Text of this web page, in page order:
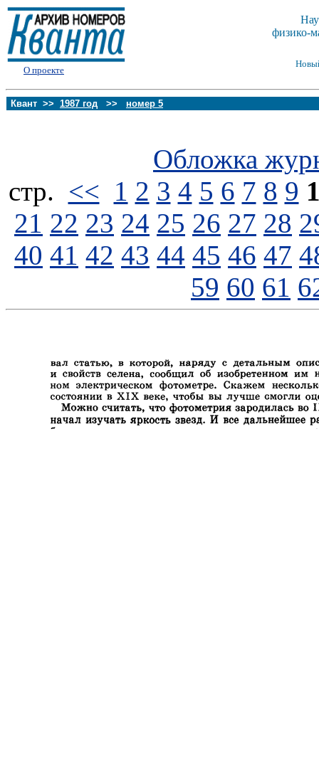
О проекте
физико-
Квант >> 1987 год >> номер 5
Обложка
стp. << 1 2 3 4 5 6 7 8 9
21 22 23 24 25 26 27 28
40 41 42 43 44 45 46 47
59 60 61